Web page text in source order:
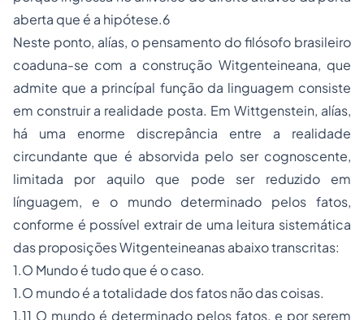
aberta que é a hipótese.6
Neste ponto, alías, o pensamento do filósofo brasileiro
coaduna-se com a construção Witgenteineana, que
admite que a princípal função da linguagem consiste
em construir a realidade posta. Em Wittgenstein, alías,
há uma enorme discrepância entre a realidade
circundante que é absorvida pelo ser cognoscente,
limitada por aquilo que pode ser reduzido em
línguagem, e o mundo determinado pelos fatos,
conforme é possível extrair de uma leitura sistemática
das proposições Witgenteineanas abaixo transcritas:
1.O Mundo é tudo que é o caso.
1.O mundo é a totalidade dos fatos não das coisas.
1.11 O mundo é determinado pelos fatos, e por serem